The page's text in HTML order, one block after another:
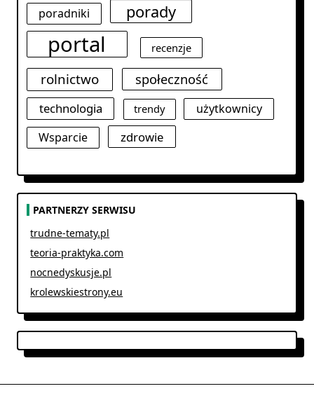
poradniki
porady
portal recenzje
rolnictwo społeczność
technologia trendy
użytkownicy
Wsparcie
zdrowie
PARTNERZY SERWISU
trudne-tematy.pl
teoria-praktyka.com
nocnedyskusje.pl
krolewskiestrony.eu